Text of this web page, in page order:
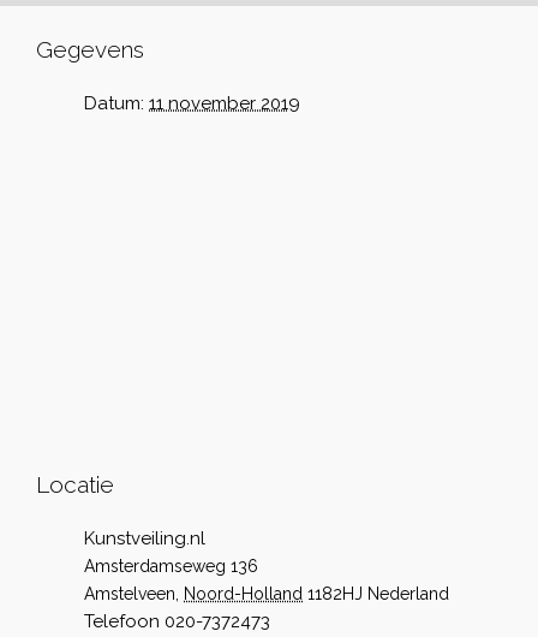
Gegevens
Datum: 11 november 2019
Locatie
Kunstveiling.nl
Amsterdamseweg 136
Amstelveen
Noord-Holland 1182HJ Nederland
Telefoon 020-7372473